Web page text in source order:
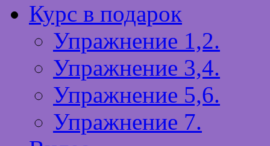
Курс в подарок
Упражнение 1,2.
Упражнение 3,4.
Упражнение 5,6.
Упражнение 7.